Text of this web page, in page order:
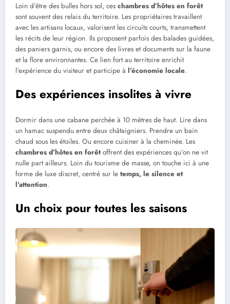
Loin d’être des bulles hors sol, ces chambres d’hôtes en forêt
sont souvent des relais du territoire. Les propriétaires travaillent
avec les artisans locaux, valorisent les circuits courts, transmettent
les récits de leur région. Ils proposent parfois des balades guidées,
des paniers garnis, ou encore des livres et documents sur la faune
et la flore environnantes. Ce lien fort au territoire enrichit
l’expérience du visiteur et participe à l’économie locale.
Des expériences insolites à vivre
Dormir dans une cabane perchée à 10 mètres de haut. Lire dans
un hamac suspendu entre deux châtaigniers. Prendre un bain
chaud sous les étoiles. Ou encore cuisiner à la cheminée. Les
chambres d’hôtes en forêtoffrent des expériences qu’on ne vit
nulle part ailleurs. Loin du tourisme de masse, on touche ici à une
forme de luxe discret, centré sur le temps, le silence et
l’attention.
Un choix pour toutes les saisons